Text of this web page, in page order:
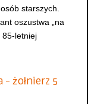
starszych.
oszustwa „na
85-letniej
- żołnierz 5